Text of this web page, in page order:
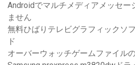
Androidでマルチメディアメッセー
ません
無料ひばりテレビグラフィックソ
ド
オーバーウォッチゲームファイル